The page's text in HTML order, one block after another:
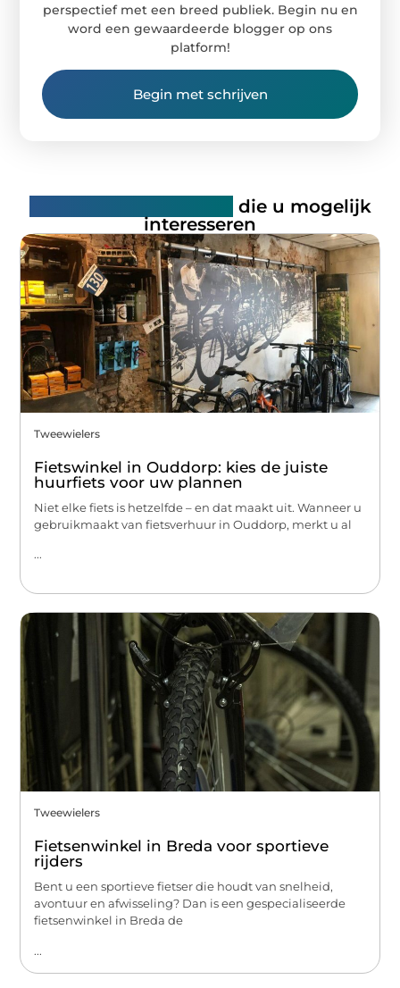
perspectief met een breed publiek. Begin nu en
word een gewaardeerde blogger op ons
platform!
Begin met schrijven
die u mogelijk
interesseren
Tweewielers
Fietswinkel in Ouddorp: kies de juiste
huurfiets voor uw plannen
Niet elke fiets is hetzelfde – en dat maakt uit. Wanneer u
gebruikmaakt van fietsverhuur in Ouddorp, merkt u al
...
Tweewielers
Fietsenwinkel in Breda voor sportieve
rijders
Bent u een sportieve fietser die houdt van snelheid,
avontuur en afwisseling? Dan is een gespecialiseerde
fietsenwinkel in Breda de
...